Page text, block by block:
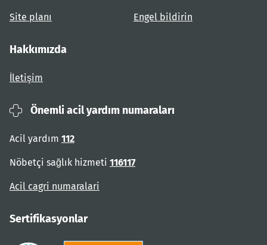
Site planı Engel bildirin
Hakkımızda
İletişim
Önemli acil yardım numaraları
Acil yardım 112
Nöbetçi sağlık hizmeti 116117
Acil cagri numaralari
Sertifikasyonlar